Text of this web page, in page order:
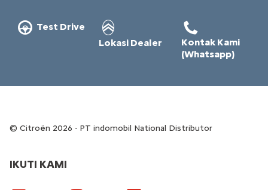
Test Drive
Lokasi Dealer
Kontak Kami
(Whatsapp)
IKUTI KAMI
Citroën 2026 - PT indomobil National Distributor